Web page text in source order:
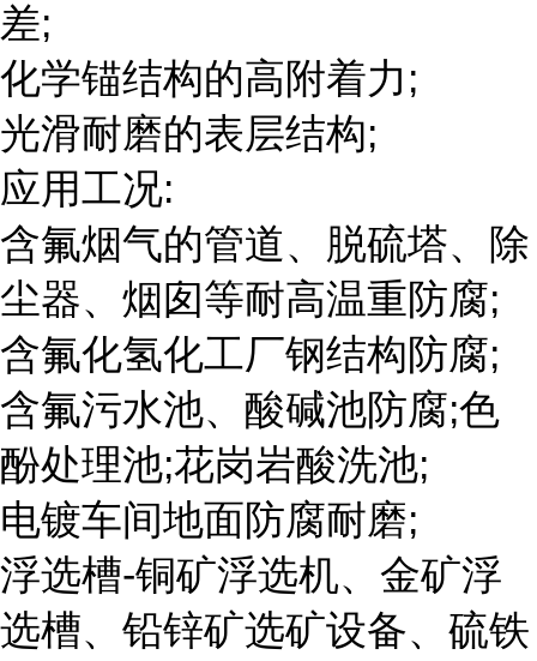
差;
化学锚结构的高附着力;
光滑耐磨的表层结构;
应用工况:
含氟烟气的管道、脱硫塔、除
尘器、烟囱等耐高温重防腐;
含氟化氢化工厂钢结构防腐;
含氟污水池、酸碱池防腐;色
酚处理池;花岗岩酸洗池;
电镀车间地面防腐耐磨;
浮选槽-铜矿浮选机、金矿浮
选槽、铅锌矿选矿设备、硫铁